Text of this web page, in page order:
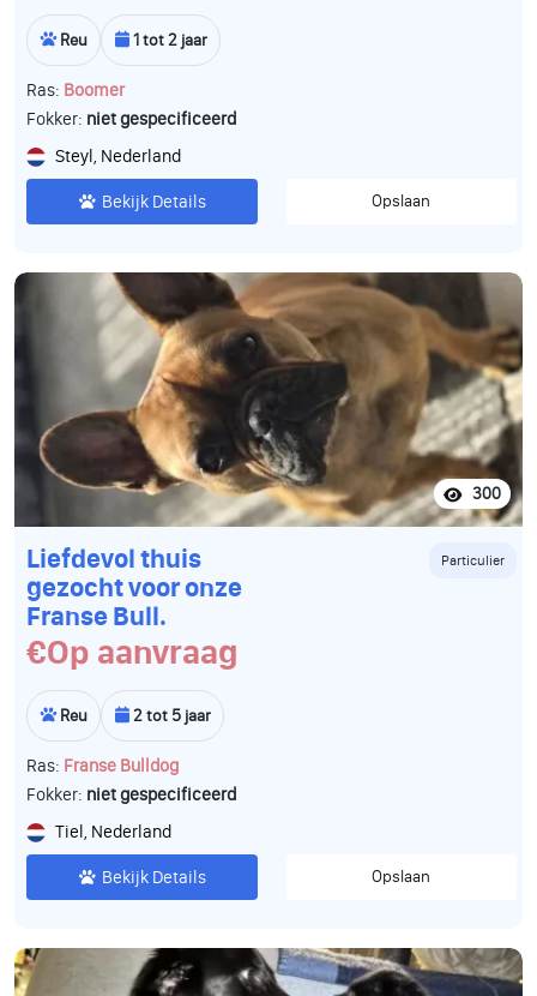
Reu 1 tot 2 jaar
Ras: Boomer
Fokker: niet gespecificeerd
Steyl, Nederland
Bekijk Details Opslaan
300
Liefdevol thuis
gezocht voor onze
Franse Bull.
Particulier
€Op aanvraag
Reu 2 tot 5 jaar
Ras: Franse Bulldog
Fokker: niet gespecificeerd
Tiel, Nederland
Bekijk Details Opslaan